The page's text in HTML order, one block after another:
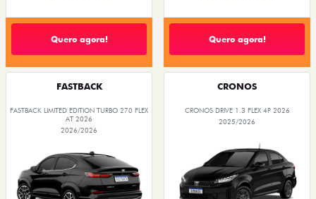
Quero agora! Quero agora!
FASTBACK
FASTBACK LIMITED EDITION TURBO 270 FLEX
AT 2026
2026/2026
CRONOS
CRONOS DRIVE 1.3 FLEX 4P 2026
2025/2026